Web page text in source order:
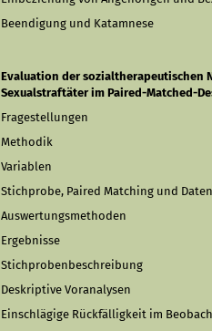
Beendigung und Katamnese
Evaluation der sozialtherapeutischen
Sexualstraftäter im Paired-Matched-
Fragestellungen
Methodik
Variablen
Stichprobe, Paired Matching und
Auswertungsmethoden
Ergebnisse
Stichprobenbeschreibung
Deskriptive Voranalysen
Einschlägige Rückfälligkeit im